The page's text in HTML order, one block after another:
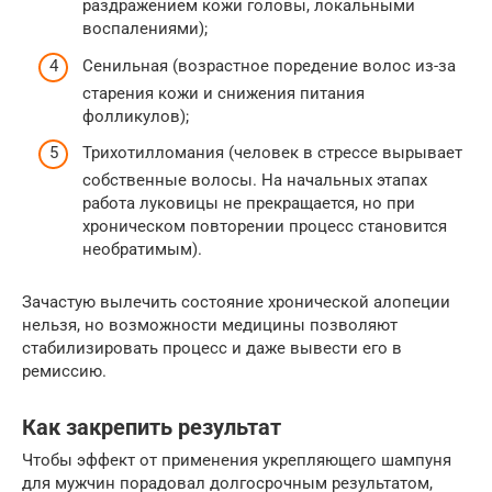
раздражением кожи головы, локальными
воспалениями);
Сенильная (возрастное поредение волос из-за
старения кожи и снижения питания
фолликулов);
Трихотилломания (человек в стрессе вырывает
собственные волосы. На начальных этапах
работа луковицы не прекращается, но при
хроническом повторении процесс становится
необратимым).
Зачастую вылечить состояние хронической алопеции
нельзя, но возможности медицины позволяют
стабилизировать процесс и даже вывести его в
ремиссию.
Как закрепить результат
Чтобы эффект от применения укрепляющего шампуня
для мужчин порадовал долгосрочным результатом,